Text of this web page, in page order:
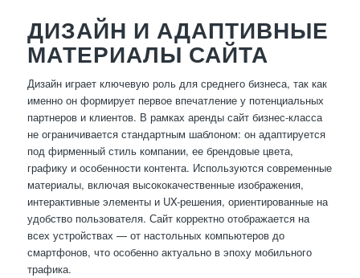
ДИЗАЙН И АДАПТИВНЫЕ
МАТЕРИАЛЫ САЙТА
Дизайн играет ключевую роль для среднего бизнеса, так как
именно он формирует первое впечатление у потенциальных
партнеров и клиентов. В рамках аренды сайт бизнес-класса
не ограничивается стандартным шаблоном: он адаптируется
под фирменный стиль компании, ее брендовые цвета,
графику и особенности контента. Используются современные
материалы, включая высококачественные изображения,
интерактивные элементы и UX-решения, ориентированные на
удобство пользователя. Сайт корректно отображается на
всех устройствах — от настольных компьютеров до
смартфонов, что особенно актуально в эпоху мобильного
трафика.